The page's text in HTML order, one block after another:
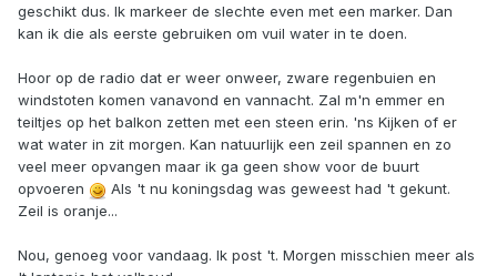
geschikt dus. Ik markeer de slechte even met een marker. Dan
kan ik die als eerste gebruiken om vuil water in te doen.
Hoor op de radio dat er weer onweer, zware regenbuien en
windstoten komen vanavond en vannacht. Zal m'n emmer en
teiltjes op het balkon zetten met een steen erin. 'ns Kijken of er
wat water in zit morgen. Kan natuurlijk een zeil spannen en zo
veel meer opvangen maar ik ga geen show voor de buurt
opvoeren
Als 't nu koningsdag was geweest had 't gekunt.
Zeil is oranje...
Nou, genoeg voor vandaag. Ik post 't. Morgen misschien meer als